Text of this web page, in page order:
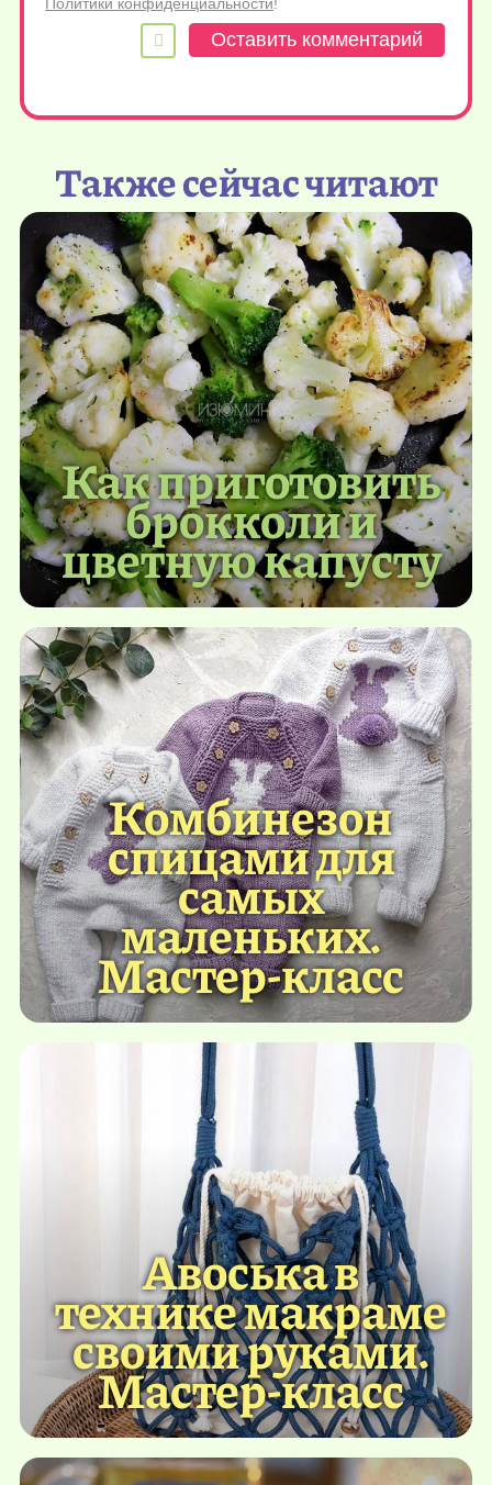
Также сейчас читают
Как приготовить
брокколи и
цветную капусту
Комбинезон
спицами для
самых
маленьких.
Мастер-класс
Авоська в
технике макраме
своими руками.
Мастер-класс